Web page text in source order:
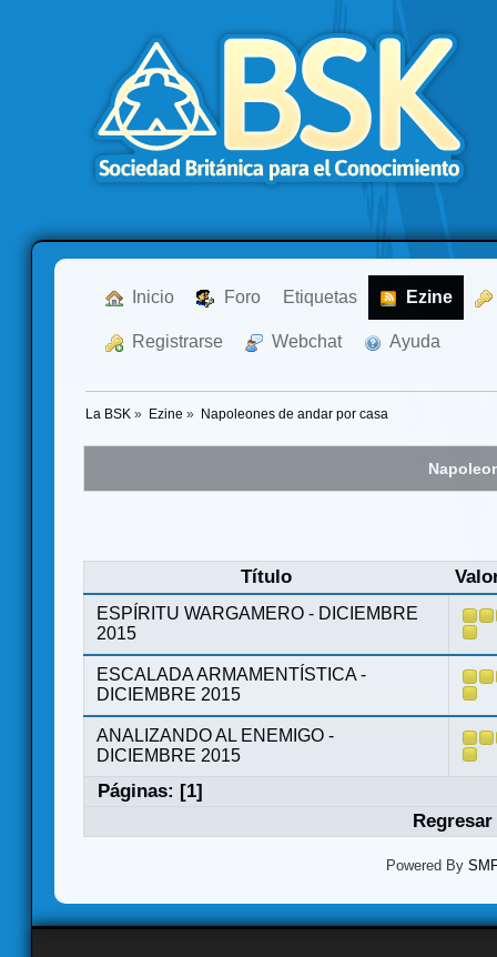
Inicio Foro Etiquetas Ezine
Registrarse Webchat Ayuda
La BSK » Ezine » Napoleones de andar por casa
Título
ESPÍRITU WARGAMERO - DICIEMBRE
2015
ESCALADA ARMAMENTÍSTICA -
DICIEMBRE 2015
ANALIZANDO AL ENEMIGO -
DICIEMBRE 2015
Páginas: [1]
Powered By